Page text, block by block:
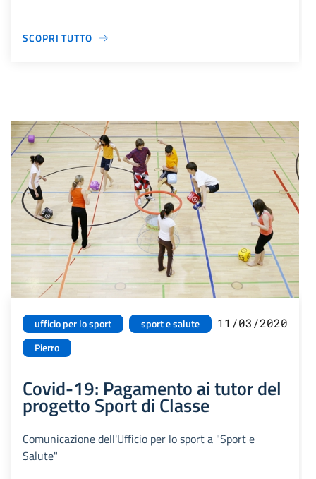
SCOPRI TUTTO
ufficio per lo sport
sport e salute
Pierro
11/03/2020
Covid-19: Pagamento ai tutor del
progetto Sport di Classe
Comunicazione dell'Ufficio per lo sport a "Sport e
Salute"